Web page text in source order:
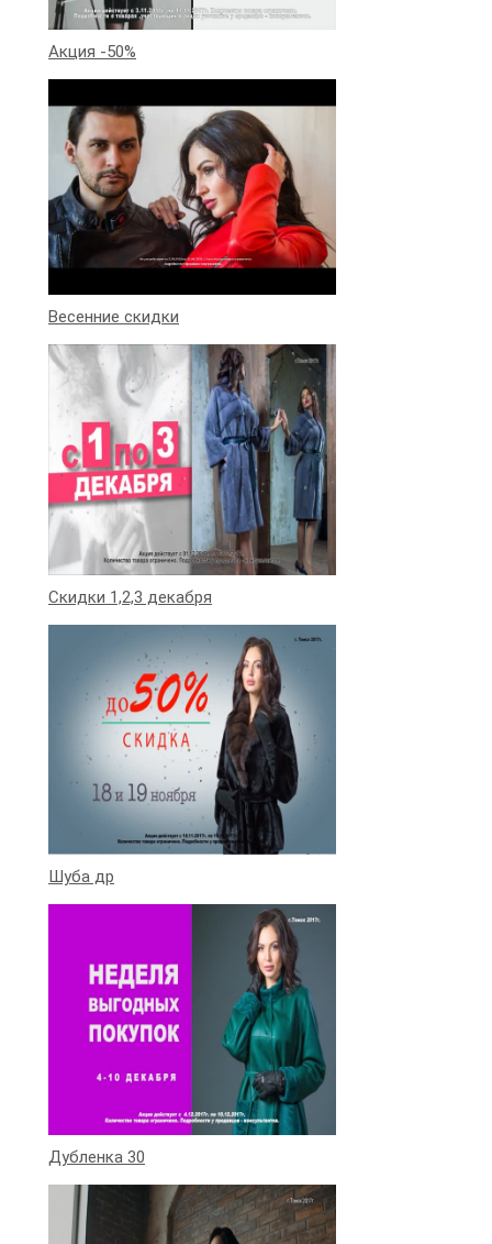
Акция -50%
Весенние скидки
Скидки 1,2,3 декабря
Шуба др
Дубленка 30